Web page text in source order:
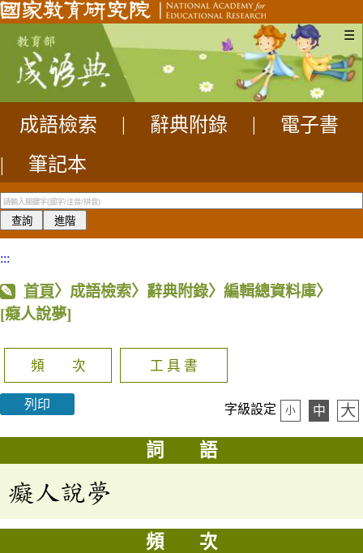
☰
成語檢索 辭典附錄
電子書
|
筆記本
:::
首頁〉成語檢索〉辭典附錄〉編輯總資料庫〉
[癡人說夢]
頻 次 工 具 書
列印 字級設定 小 中 大
詞 語
癡人說夢
頻 次